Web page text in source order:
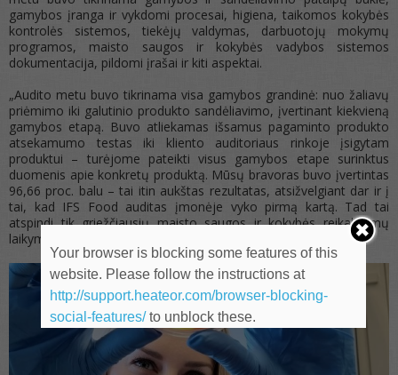
gamybos įranga ir vykdomi procesai, higiena, taikomos kokybės
kontrolės sistemos, tiekėjų valdymas, darbuotojų mokymų
programos, maisto saugos ir kokybės vadybos sistemos
dokumentacija, pildomi įrašai ir kiti aspektai.
„Audito metu buvo tikrinama visa gamybos grandinė: nuo žaliavų
priėmimo iki galutinio produkto sandėliavimo, įvertinant kiekvieną
gamybos etapą. Buvo atliekamas išsamus pagaminto produkto
atsekamumo testas iki kliento auditoriaus rinkoje įsigytam
produktui – turėjome pateikti visus gamybos etape surinktus
duomenis apie konkretų produktą. Mūsų bravoras buvo įvertintas
96,66 proc. balu – tai itin aukštas rezultatas, atsižvelgiant dar ir į
tai, kad IFS Food auditas įmonėje vyko pirmą kartą. Tad tai
atspindi tik griežčiausių maisto saugos ir kokybės reikalavimų
laikymąsi, aukštą vidinių procesų lygį“, – pasakoja J. Žideckė.
Your browser is blocking some features of this
website. Please follow the instructions at
http://support.heateor.com/browser-blocking-
social-features/to unblock these.